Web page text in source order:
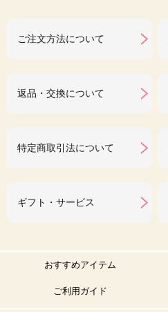
ご注文方法について
返品・交換について
特定商取引法について
ギフト・サービス
おすすめアイテム
ご利用ガイド